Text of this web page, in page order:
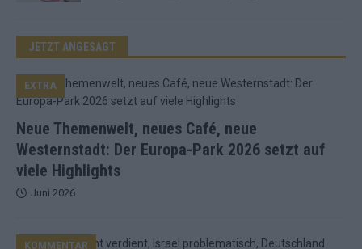
JETZT ANGESAGT
Neue Themenwelt, neues Café, neue
Westernstadt: Der Europa-Park 2026 setzt auf
viele Highlights
EXTRA
Juni 2026
KOMMENTAR